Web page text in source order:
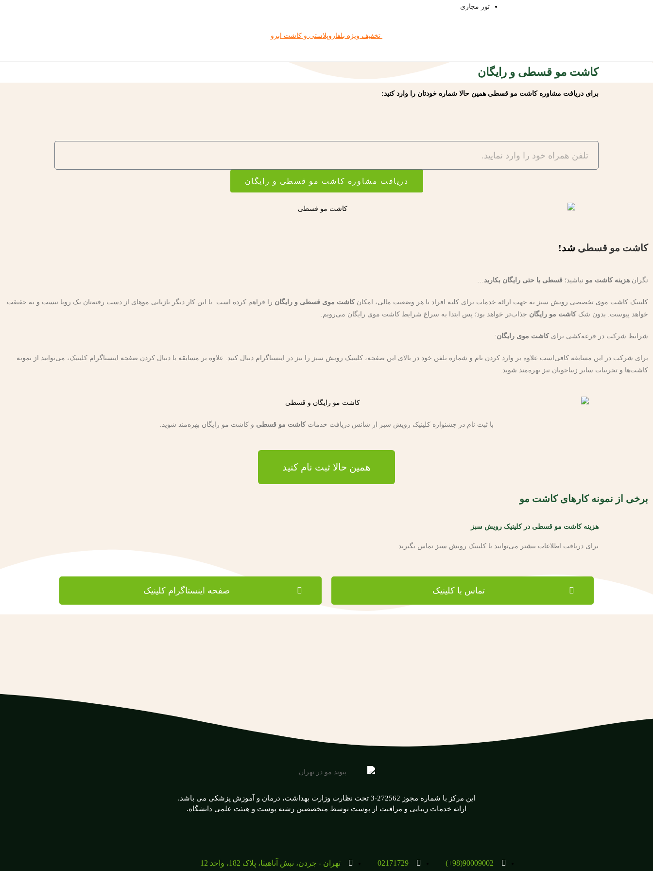
تور مجازی
تخفیف ویژه بلفاروپلاستی و کاشت ابرو
کاشت مو قسطی و رایگان
برای دریافت مشاوره کاشت مو قسطی همین حالا شماره خودتان را وارد کنید:
دریافت مشاوره کاشت مو قسطی و رایگان
کاشت مو قسطی شد!
نگران هزینه کاشت مو نباشید؛ قسطی یا حتی رایگان بکارید…
کلینیک کاشت موی تخصصی رویش سبز به جهت ارائه خدمات برای کلیه افراد با هر وضعیت مالی، امکان کاشت موی قسطی و رایگان را فراهم کرده است. با این کار دیگر بازیابی موهای از دست رفته‌تان یک رویا نیست و به حقیقت
خواهد پیوست. بدون شک کاشت مو رایگان جذاب‌تر خواهد بود؛ پس ابتدا به سراغ شرایط کاشت موی رایگان می‌رویم.
شرایط شرکت در قرعه‌کشی برای کاشت موی رایگان:
برای شرکت در این مسابقه کافی‌است علاوه بر وارد کردن نام و شماره تلفن خود در بالای این صفحه، کلینیک رویش سبز را نیز در اینستاگرام دنبال کنید. علاوه بر مسابقه با دنبال کردن صفحه اینستاگرام کلینیک، می‌توانید از نمونه
کاشت‌ها و تجربیات سایر زیباجویان نیز بهره‌مند شوید.
با ثبت نام در جشنواره کلینیک رویش سبز از شانس دریافت خدماتکاشت مو قسطی و کاشت مو رایگان بهره‌مند شوید.
همین حالا ثبت نام کنید
برخی از نمونه کارهای کاشت مو
هزینه کاشت مو قسطی در کلینیک رویش سبز
برای دریافت اطلاعات بیشتر می‌توانید با کلینیک رویش سبز تماس بگیرید
تماس با کلینیک صفحه اینستاگرام کلینیک
این مرکز با شماره مجوز 272562-3 تحت نظارت وزارت بهداشت، درمان و آموزش پزشکی می باشد.
ارائه خدمات زیبایی و مراقبت از پوست توسط متخصصین رشته پوست و هیئت علمی دانشگاه.
90009002(98+)
02171729 تهران - جردن، نبش آناهیتا، پلاک 182، واحد 12